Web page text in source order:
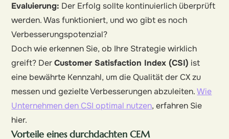
Evaluierung: Der Erfolg sollte kontinuierlich überprüft
werden. Was funktioniert, und wo gibt es noch
Verbesserungspotenzial?
Doch wie erkennen Sie, ob Ihre Strategie wirklich
greift? DerCustomer Satisfaction Index (CSI) ist
eine bewährte Kennzahl, um die Qualität der CX zu
messen und gezielte Verbesserungen abzuleiten.Wie
Unternehmen den CSI optimal nutzen, erfahren Sie
hier.
Vorteile eines durchdachten CEM